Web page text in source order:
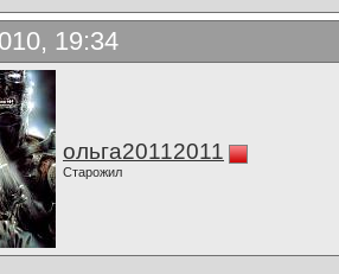
19:34
ольга20112011
Старожил